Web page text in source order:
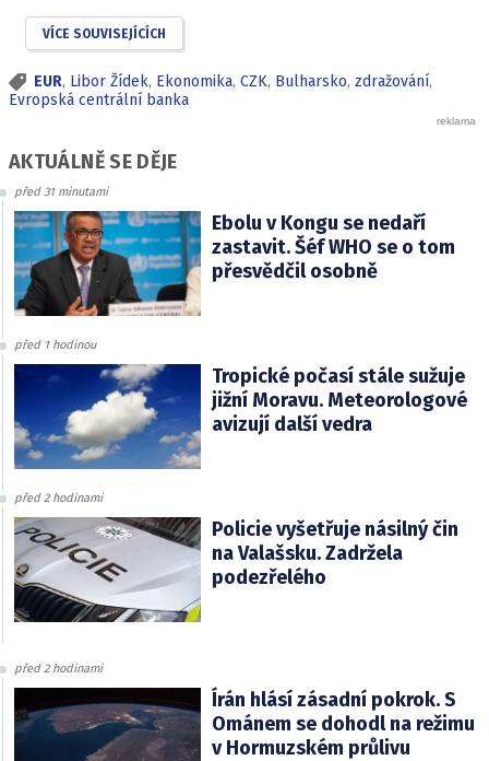
VÍCE SOUVISEJÍCÍCH
EUR, Libor Žídek, Ekonomika, CZK, Bulharsko, zdražování,
Evropská centrální banka
AKTUÁLNĚ SE DĚJE
před 31 minutami
Ebolu v Kongu se nedaří
zastavit. Šéf WHO se o tom
přesvědčil osobně
před 1 hodinou
Tropické počasí stále sužuje
jižní Moravu. Meteorologové
avizují další vedra
před 2 hodinami
Policie vyšetřuje násilný čin
na Valašsku. Zadržela
podezřelého
před 2 hodinami
Írán hlásí zásadní pokrok. S
Ománem se dohodl na režimu
v Hormuzském průlivu